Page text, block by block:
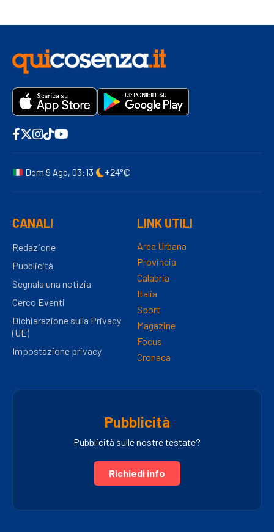
Dom 9 Ago, 03:13 +24°C
CANALI
Redazione
Pubblicità
Segnala una notizia
Cerco Eventi
Dichiarazione sulla Privacy
(UE)
Impostazione privacy
LINK UTILI
Area Urbana
Provincia
Calabria
Italia
Sport
Magazine
Focus
Cronaca
Pubblicità
Pubblicità sulle nostre testate?
Richiedi info